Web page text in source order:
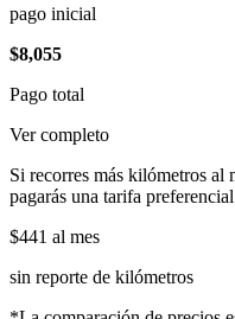
pago inicial
$8,055
Pago total
Ver completo
Si recorres más kilómetros al
pagarás una tarifa
$441 al mes
sin reporte de kilómetros